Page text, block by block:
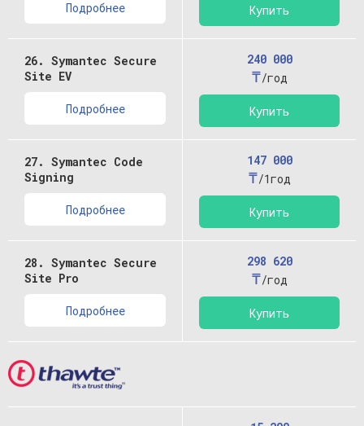
Подробнее Купить
26. Symantec Secure
Site EV
Подробнее
240 000
₸/год
Купить
27. Symantec Code
Signing
Подробнее
147 000
₸/1год
Купить
28. Symantec Secure
Site Pro
Подробнее
298 620
₸/год
Купить